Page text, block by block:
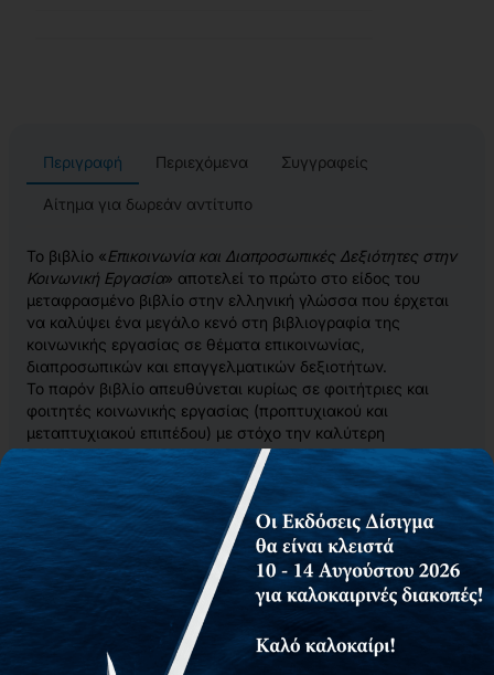
Περιγραφή Περιεχόμενα Συγγραφείς
Αίτημα για δωρεάν αντίτυπο
Το βιβλίο «Επικοινωνία και Διαπροσωπικές Δεξιότητες στην
Κοινωνική Εργασία» αποτελεί το πρώτο στο είδος του
μεταφρασμένο βιβλίο στην ελληνική γλώσσα που έρχεται
να καλύψει ένα μεγάλο κενό στη βιβλιογραφία της
κοινωνικής εργασίας σε θέματα επικοινωνίας,
διαπροσωπικών και επαγγελματικών δεξιοτήτων.
Το παρόν βιβλίο απευθύνεται κυρίως σε φοιτήτριες και
φοιτητές κοινωνικής εργασίας (προπτυχιακού και
μεταπτυχιακού επιπέδου) με στόχο την καλύτερη
προετοιμασία τους για την ανάπτυξη αποτελεσματικής
επικοινωνίας (λεκτικής και μη λεκτικής) με τις χρήστριες και
τους χρήστες των κοινωνικών υπηρεσιών (άτομα,
οικογένεια, ομάδες) σε διαφορετικές ηλικίες (ενήλικες,
παιδιά, νεαρά άτομα) και με διαφορετικές ανάγκες και
δυνατότητες. Προσφέρει σύγχρονη εμπεριστατωμένη
γνώση πάνω στα σημαντικά θέματα και τις πιθανές
δυσκολίες που θα αντιμετωπίσουν όταν θα γίνουν
επαγγελματίες στο πεδίο της κοινωνικής εργασίας.
Επιπλέον, εμπλουτίζει την εμπειρία και τις γνώσεις ακόμη